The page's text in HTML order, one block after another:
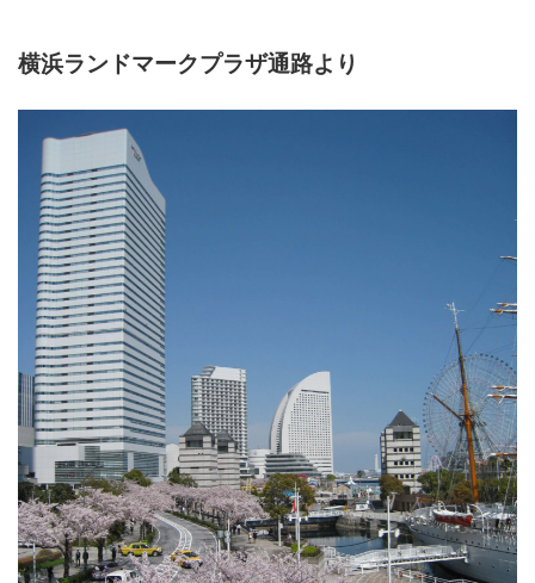
横浜ランドマークプラザ通路より